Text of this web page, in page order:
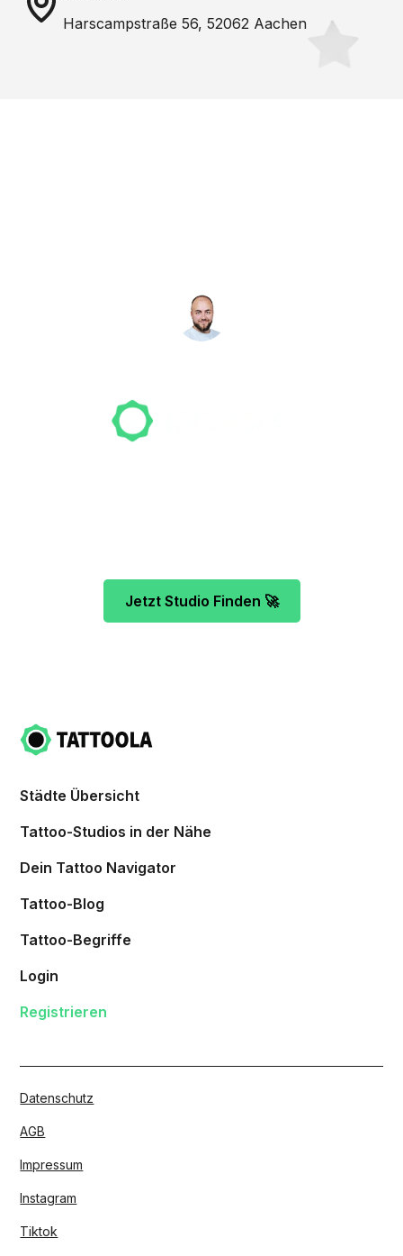
Harscampstraße 56, 52062 Aachen
Jetzt Studio Finden 🚀
Städte Übersicht
Tattoo-Studios in der Nähe
Dein Tattoo Navigator
Tattoo-Blog
Tattoo-Begriffe
Login
Registrieren
Datenschutz
AGB
Impressum
Instagram
Tiktok